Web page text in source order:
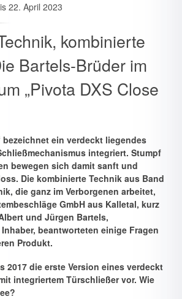
22. April 2023
kombinierte
Bartels-Brüder im
„Pivota DXS Close
bezeichnet ein verdeckt liegendes
integriert. Stumpf
be­wegen sich damit sanft und
Die kombinierte Technik aus Band
die ganz im Verborgenen ar­beitet,
GmbH aus Kalletal, kurz
und Jürgen Bartels,
be­antworteten einige Fragen
Produkt.
2017 die erste Version eines verdeckt
integriertem Türschließer vor. Wie